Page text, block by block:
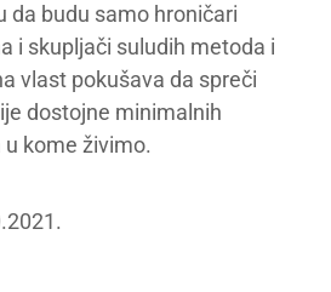
da budu samo hroničari
i skupljači suludih metoda i
vlast pokušava da spreči
dostojne minimalnih
kome živimo.